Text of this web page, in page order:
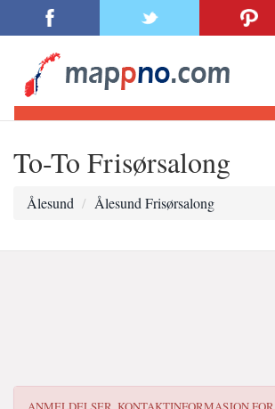
To-To Frisørsalong
Ålesund Ålesund Frisørsalong